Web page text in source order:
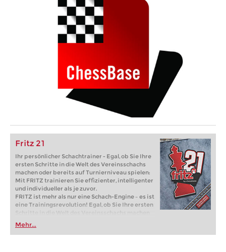
Fritz 21
Ihr persönlicher Schachtrainer - Egal, ob Sie Ihre
ersten Schritte in die Welt des Vereinsschachs
machen oder bereits auf Turnierniveau spielen:
Mit FRITZ trainieren Sie effizienter, intelligenter
und individueller als je zuvor.
FRITZ ist mehr als nur eine Schach-Engine – es ist
eine Trainingsrevolution! Egal, ob Sie Ihre ersten
Schritte in die Welt des Vereinsschachs machen
oder bereits auf Turnierniveau spielen: Mit
FRITZ trainieren Sie effizienter, intelligenter und
individueller als je zuvor.
Mehr...